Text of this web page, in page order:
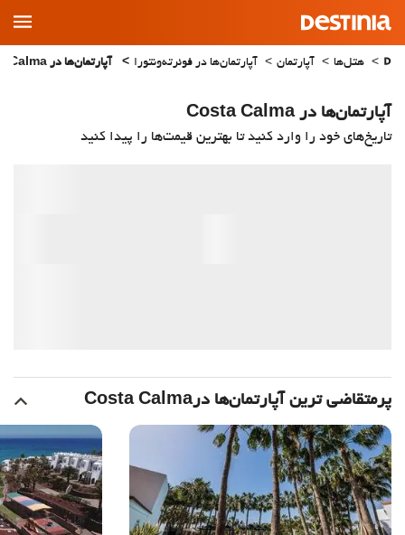
Main
Menu
هتل‌ها آپارتمان آپارتمان‌ها در فوئرته‌ونتورا آپارتمان‌ها در Costa Calma
آپارتمان‌ها در Costa Calma
تاریخ‌های خود را وارد کنید تا بهترین قیمت‌ها را پیدا کنید
پرمتقاضی ترین آپارتمان‌‌ها درCosta Calma